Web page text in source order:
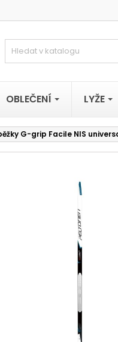
OBLEČENÍ LYŽE
běžky G-grip Facile NIS